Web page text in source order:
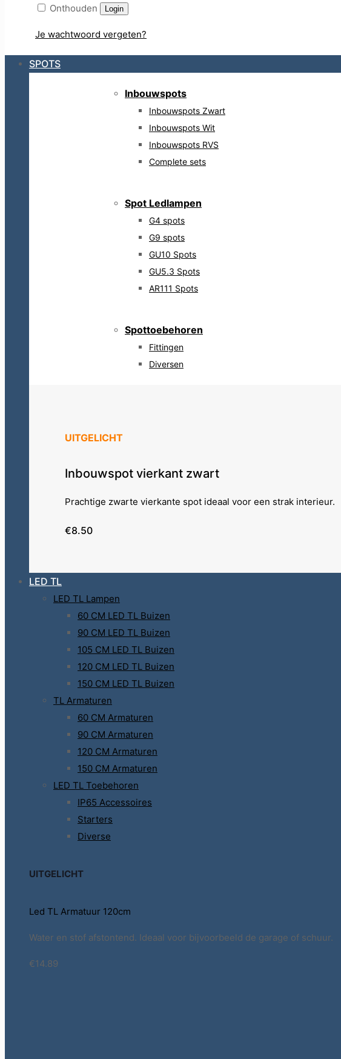
Onthouden Login
Je wachtwoord vergeten?
SPOTS
Inbouwspots
Inbouwspots Zwart
Inbouwspots Wit
Inbouwspots RVS
Complete sets
Spot Ledlampen
G4 spots
G9 spots
GU10 Spots
GU5.3 Spots
AR111 Spots
Spottoebehoren
Fittingen
Diversen
UITGELICHT
Inbouwspot vierkant zwart
Prachtige zwarte vierkante spot ideaal voor een strak interieur.
€8.50
LED TL
LED TL Lampen
60 CM LED TL Buizen
90 CM LED TL Buizen
105 CM LED TL Buizen
120 CM LED TL Buizen
150 CM LED TL Buizen
TL Armaturen
60 CM Armaturen
90 CM Armaturen
120 CM Armaturen
150 CM Armaturen
LED TL Toebehoren
IP65 Accessoires
Starters
Diverse
UITGELICHT
Led TL Armatuur 120cm
Water en stof afstontend. Ideaal voor bijvoorbeeld de garage of schuur.
€14.89